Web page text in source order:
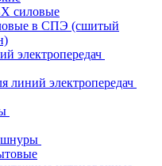
силовые
в СПЭ (сшитый
электропередач
линий электропередач
шнуры